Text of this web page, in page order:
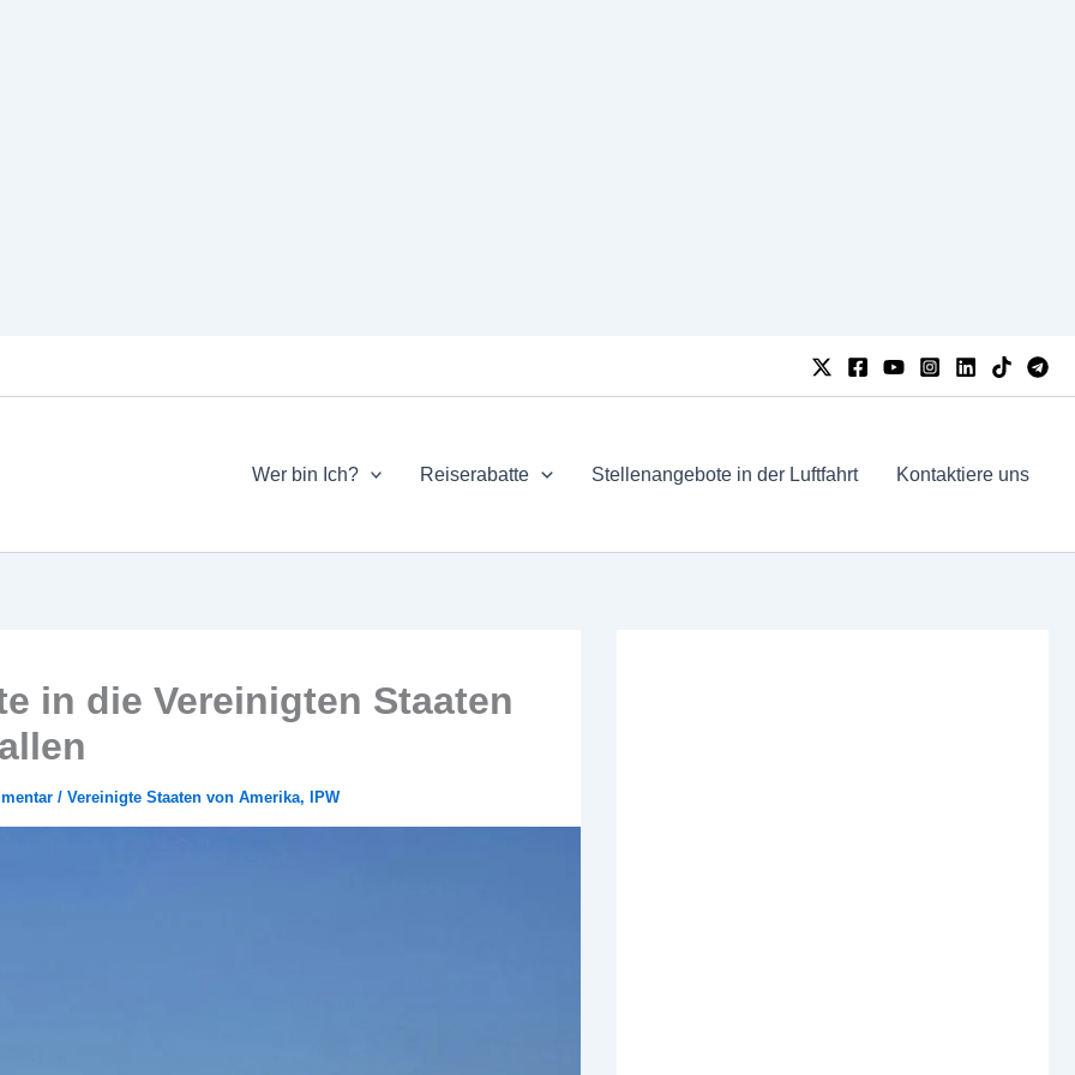
Wer bin Ich? Reiserabatte Stellenangebote in der Luftfahrt Kontaktiere uns
in die Vereinigten Staaten
/ Vereinigte Staaten von Amerika, IPW